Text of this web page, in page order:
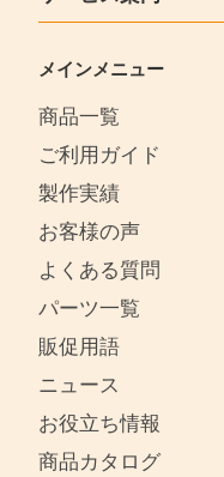
メインメニュー
商品一覧
ご利用ガイド
製作実績
お客様の声
よくある質問
パーツ一覧
販促用語
ニュース
お役立ち情報
商品カタログ